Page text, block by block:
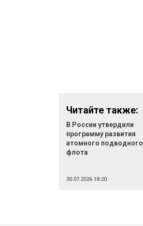
Читайте также:
В России утвердили
программу развития
атомного подводного
флота
30.07.2026 18:20